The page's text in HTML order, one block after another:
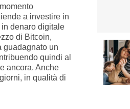
a investire in
denaro digitale
di Bitcoin,
guadagnato un
quindi al
ancora. Anche
in qualità di